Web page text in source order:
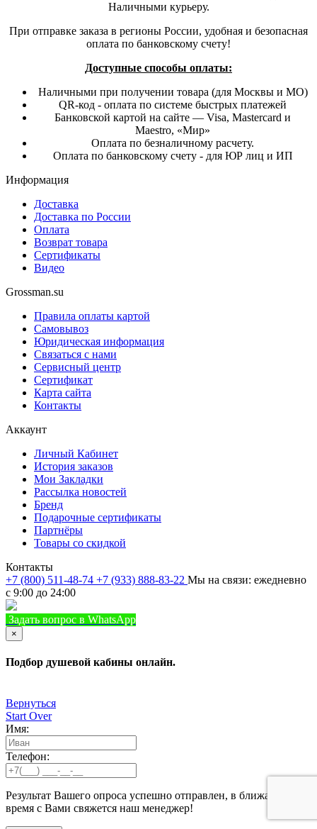
Наличными курьеру.
При отправке заказа в регионы России, удобная и безопасная
оплата по банковскому счету!
Доступные способы оплаты:
Наличными при получении товара (для Москвы и МО)
QR-код - оплата по системе быстрых платежей
Банковской картой на сайте — Visa, Mastercard и
Maestro, «Мир»
Оплата по безналичному расчету.
Оплата по банковскому счету - для ЮР лиц и ИП
Информация
Доставка
Доставка по России
Оплата
Возврат товара
Сертификаты
Видео
Grossman.su
Правила оплаты картой
Самовывоз
Юридическая информация
Связаться с нами
Сервисный центр
Сертификат
Карта сайта
Контакты
Аккаунт
Личный Кабинет
История заказов
Мои Закладки
Рассылка новостей
Бренд
Подарочные сертификаты
Партнёры
Товары со скидкой
Контакты
+7 (800) 511-48-74 +7 (933) 888-83-22 Мы на связи: ежедневно
с 9:00 до 24:00
Задать вопрос в WhatsApp
×
Подбор душевой кабины онлайн.
Вернуться
Start Over
Имя:
Телефон:
Результат Вашего опроса успешно отправлен, в ближайшее
время с Вами свяжется наш менеджер!